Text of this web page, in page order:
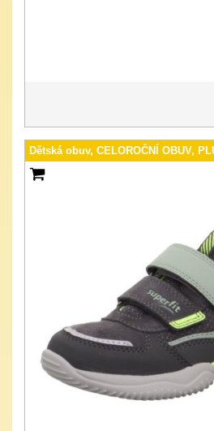
Dětská obuv, CELOROČNÍ OBUV,